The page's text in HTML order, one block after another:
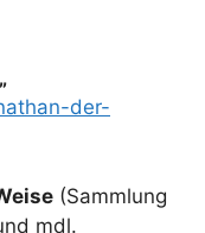
der-
(Sammlung
mdl.